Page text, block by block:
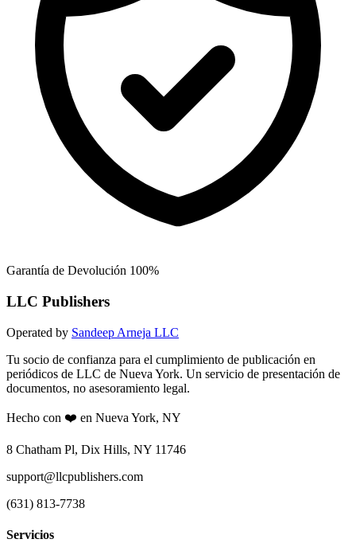
Garantía de Devolución 100%
LLC Publishers
Operated by Sandeep Arneja LLC
Tu socio de confianza para el cumplimiento de publicación en
periódicos de LLC de Nueva York. Un servicio de presentación de
documentos, no asesoramiento legal.
Hecho con ❤️ en Nueva York, NY
8 Chatham Pl, Dix Hills, NY 11746
support@llcpublishers.com
(631) 813-7738
Servicios